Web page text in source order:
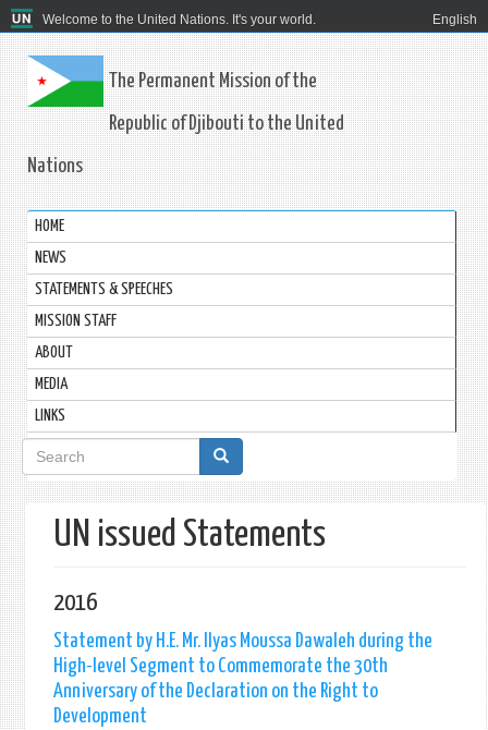
Welcome to the United Nations. It's your world. English
The Permanent Mission of the
Republic of Djibouti to the United
Nations
HOME
NEWS
STATEMENTS & SPEECHES
MISSION STAFF
ABOUT
MEDIA
LINKS
Search
form
UN issued Statements
2016
Statement by H.E. Mr. Ilyas Moussa Dawaleh during the
High-level Segment to Commemorate the 30th
Anniversary of the Declaration on the Right to
Development